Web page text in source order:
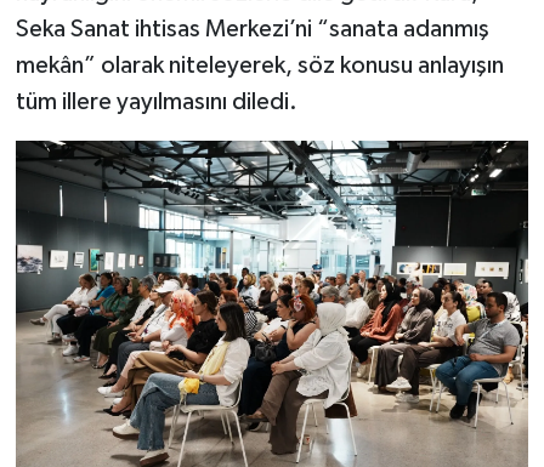
Seka Sanat ihtisas Merkezi’ni “sanata adanmış
mekân” olarak niteleyerek, söz konusu anlayışın
tüm illere yayılmasını diledi.